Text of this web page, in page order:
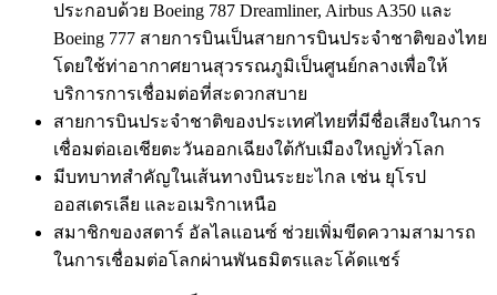
ประกอบด้วย Boeing 787 Dreamliner, Airbus A350 และ
Boeing 777 สายการบินเป็นสายการบินประจำชาติของไทย
โดยใช้ท่าอากาศยานสุวรรณภูมิเป็นศูนย์กลางเพื่อให้
บริการการเชื่อมต่อที่สะดวกสบาย
สายการบินประจำชาติของประเทศไทยที่มีชื่อเสียงในการ
เชื่อมต่อเอเชียตะวันออกเฉียงใต้กับเมืองใหญ่ทั่วโลก
มีบทบาทสำคัญในเส้นทางบินระยะไกล เช่น ยุโรป
ออสเตรเลีย และอเมริกาเหนือ
สมาชิกของสตาร์ อัลไลแอนซ์ ช่วยเพิ่มขีดความสามารถ
ในการเชื่อมต่อโลกผ่านพันธมิตรและโค้ดแชร์